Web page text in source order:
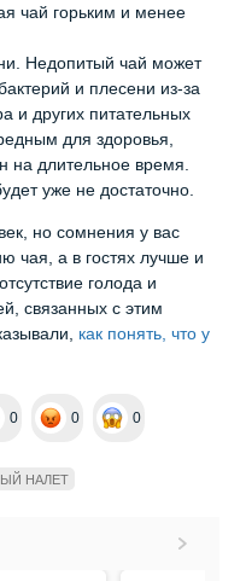
чай горьким и менее
Недопитый чай может
и плесени из-за
и других питательных
для здоровья,
на длительное время.
уже не достаточно.
но сомнения у вас
чая, а в гостях лучше и
голода и
связанных с этим
как понять, что у
0 0 0
НАЛЕТ